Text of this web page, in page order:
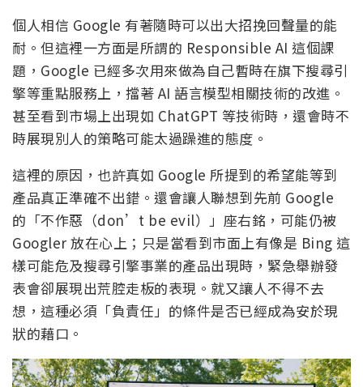
個人相信 Google 有著隨時可以出大招挽回聲量的能
耐。但這裡一方面是所謂的 Responsible AI 這個課
題，Google 已經多次用來做為自己暫時在旗下搜尋引
擎等重點服務上，擋著 AI 語言模型相關技術的改進。
甚至看到市場上出現如 ChatGPT 等技術時，還會時不
時展現別人的策略可能太過躁進的態度。
這裡的原因，也許真如 Google 所提到的希望能等到
產品真正準確不出錯。還會讓人聯想到先前 Google
的「不作惡（don’t be evil）」座右銘，可能仍被
Googler 放在心上；只是當看到市面上有像是 Bing 這
樣可能危及搜尋引擎事業的產品出現時，緊急舉辦發
表會卻展現出荒腔走板的表現。就又讓人不得不去
想，這種必須「負責任」的條件是否已經成為安於現
狀的藉口。